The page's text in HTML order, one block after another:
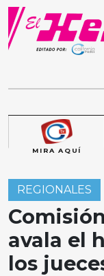
Skip
content
MIRA AQUÍ
REGIONALES
avala el
los